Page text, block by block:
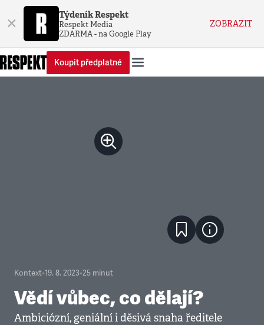
× Týdeník Respekt
Respekt Media
ZDARMA - na Google Play
ZOBRAZIT
Koupit předplatné
Kontext•19. 8. 2023•25 minut
Vědí vůbec, co dělají?
Ambiciózní, geniální i děsivá snaha ředitele